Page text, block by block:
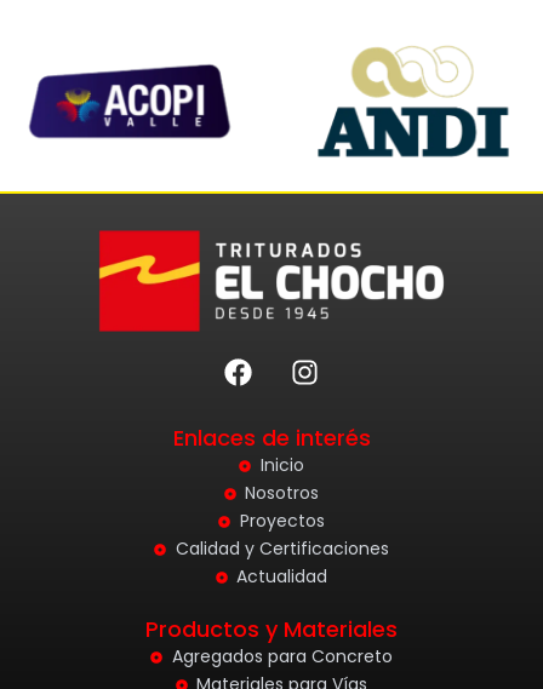
F
a
e
b
o
o
k
I
n
t
g
r
a
m
Enlaces de interés
Inicio
Nosotros
Proyectos
Calidad y Certificaciones
Actualidad
Productos y Materiales
Agregados para Concreto
Materiales para Vías